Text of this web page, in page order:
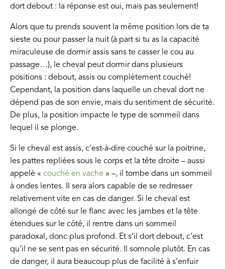
dort debout : la réponse est oui, mais pas seulement!
Alors que tu prends souvent la même position lors de ta
sieste ou pour passer la nuit (à part si tu as la capacité
miraculeuse de dormir assis sans te casser le cou au
passage…), le cheval peut dormir dans plusieurs
positions : debout, assis ou complètement couché!
Cependant, la position dans laquelle un cheval dort ne
dépend pas de son envie, mais du sentiment de sécurité.
De plus, la position impacte le type de sommeil dans
lequel il se plonge.
Si le cheval est assis, c’est-à-dire couché sur la poitrine,
les pattes repliées sous le corps et la tête droite – aussi
appelé « couché en vache » –, il tombe dans un sommeil
à ondes lentes. Il sera alors capable de se redresser
relativement vite en cas de danger. Si le cheval est
allongé de côté sur le flanc avec les jambes et la tête
étendues sur le côté, il rentre dans un sommeil
paradoxal, donc plus profond. Et s’il dort debout, c’est
qu’il ne se sent pas en sécurité. Il somnole plutôt. En cas
de danger, il aura beaucoup plus de facilité à s’enfuir